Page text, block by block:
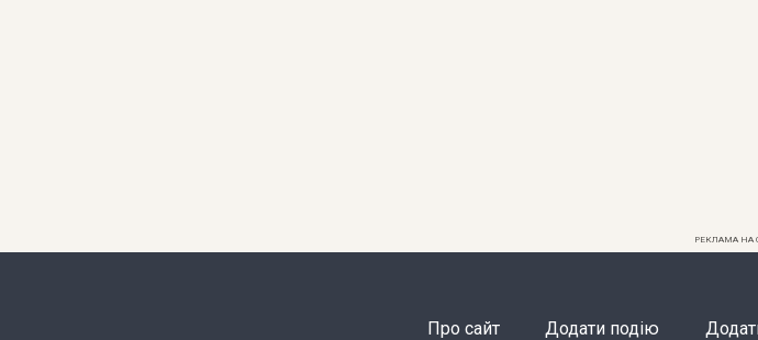
РЕКЛАМА НА
Про сайт Додати подію